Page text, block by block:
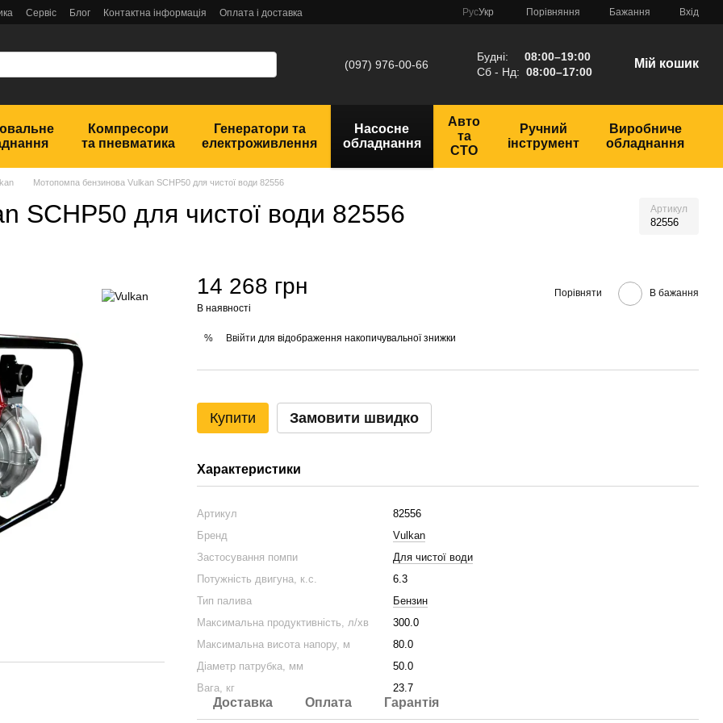
Сервіс Блог Контактна інформація
Оплата і доставка
РусУкр Порівняння Бажання Вхід
(097) 976-00-66
Будні: 08:00–19:00
Сб - Нд: 08:00–17:00
Мій кошик
Компресори
та пневматика
Генератори та
електроживлення
Насосне
обладнання
Авто
та
СТО
Ручний
інструмент
Виробниче
обладнання
Мотопомпа бензинова Vulkan SCHP50 для чистої води 82556
SCHP50 для чистої води 82556 Артикул
82556
14 268 грн
В наявності
Порівняти В бажання
% Ввійти для відображення накопичувальної знижки
Купити Замовити швидко
Характеристики
Артикул
82556
Бренд
Vulkan
Застосування помпи
Для чистої води
Потужність двигуна, к.с.
6.3
Тип палива
Бензин
Максимальна продуктивність, л/хв
300.0
Максимальна висота напору, м
80.0
Діаметр патрубка, мм
50.0
Вага, кг
23.7
Доставка Оплата Гарантія